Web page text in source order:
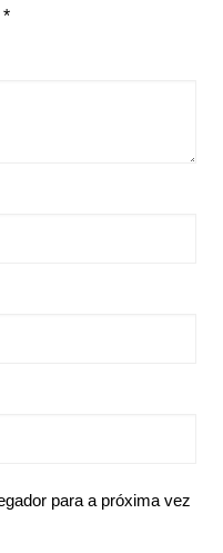
*
para a próxima vez